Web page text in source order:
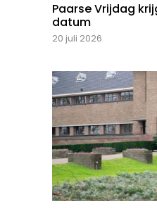
Paarse Vrijdag
datum
20 juli 2026